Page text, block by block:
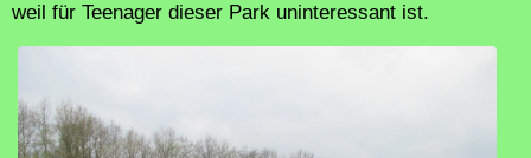
weil für Teenager dieser Park uninteressant ist.